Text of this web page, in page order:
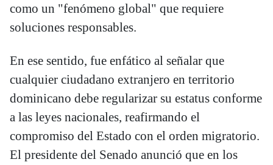
como un "fenómeno global" que requiere
soluciones responsables.
En ese sentido, fue enfático al señalar que
cualquier ciudadano extranjero en territorio
dominicano debe regularizar su estatus conforme
a las leyes nacionales, reafirmando el
compromiso del Estado con el orden migratorio.
El presidente del Senado anunció que en los